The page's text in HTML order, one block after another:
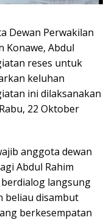
Dewan Perwakilan
Konawe, Abdul
reses untuk
keluhan
ini dilaksanakan
22 Oktober
anggota dewan
Abdul Rahim
langsung
beliau disambut
berkesempatan